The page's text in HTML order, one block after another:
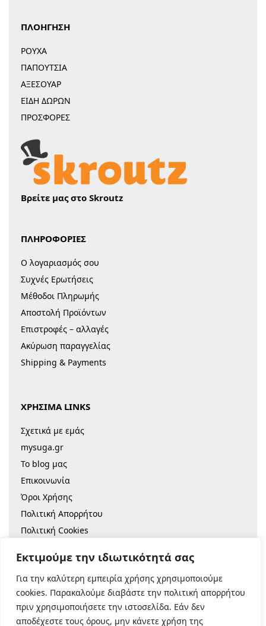
Εκτιμούμε την ιδιωτικότητά σας
Για την καλύτερη εμπειρία χρήσης χρησιμοποιούμε
cookies. Παρακαλούμε διαβάστε την πολιτική απορρήτου
πριν χρησιμοποιήσετε την ιστοσελίδα. Εάν δεν
αποδέχεστε τους όρους, μην κάνετε χρήση της
ΠΛΟΗΓΗΣΗ
ΡΟΥΧΑ
ΠΑΠΟΥΤΣΙΑ
ΑΞΕΣΟΥΑΡ
ΕΙΔΗ ΔΩΡΩΝ
ΠΡΟΣΦΟΡΕΣ
Βρείτε μας στο Skroutz
ΠΛΗΡΟΦΟΡΙΕΣ
Ο λογαριασμός σου
Συχνές Ερωτήσεις
Μέθοδοι Πληρωμής
Αποστολή Προϊόντων
Επιστροφές – αλλαγές
Ακύρωση παραγγελίας
Shipping & Payments
ΧΡΗΣΙΜΑ LINKS
Σχετικά με εμάς
mysuga.gr
Το blog μας
Επικοινωνία
Όροι Χρήσης
Πολιτική Απορρήτου
Πολιτική Cookies
© 2022 |Κατασκευή Eshop
Ασφαλείς Πληρωμές: